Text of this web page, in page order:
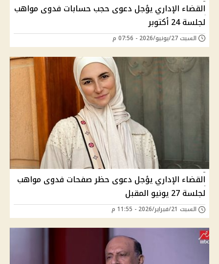
القضاء الإداري يؤجل دعوى حجب حسابات فدوى مواهب
لجلسة 24 أكتوبر
السبت 27/يونيو/2026 - 07:56 م
القضاء الإداري يؤجل دعوى حظر صفحات فدوى مواهب
لجلسة 27 يونيو المقبل
السبت 21/فبراير/2026 - 11:55 م